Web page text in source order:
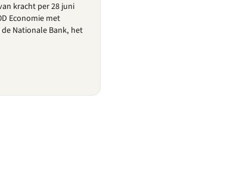
kracht per 28 juni
Economie met
Nationale Bank, het